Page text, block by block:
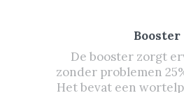
Booster
De booster zorgt
zonder problemen
Het bevat een